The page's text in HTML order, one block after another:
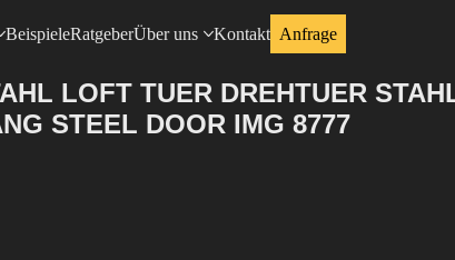
BeispieleRatgeberÜber uns Kontakt Anfrage
LOFT TUER DREHTUER
STEEL DOOR IMG 8777